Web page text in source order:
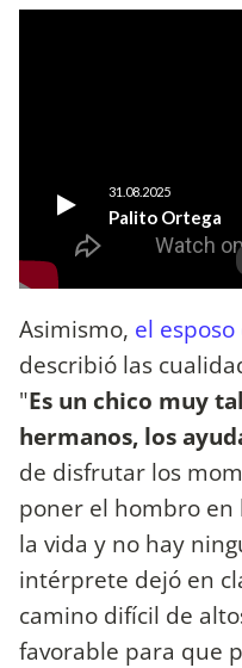
Asimismo, el
describió las
"Es un chico muy
hermanos, los
de disfrutar los
poner el hombro en
la vida y no hay
intérprete dejó en
camino difícil de
favorable para que